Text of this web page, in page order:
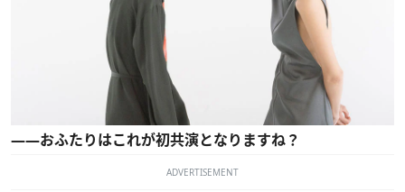
――おふたりはこれが初共演となりますね？
ADVERTISEMENT